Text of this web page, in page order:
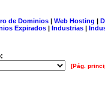
de Dominios| Web Hosting |
Expirados | Industrias |
[Pág.